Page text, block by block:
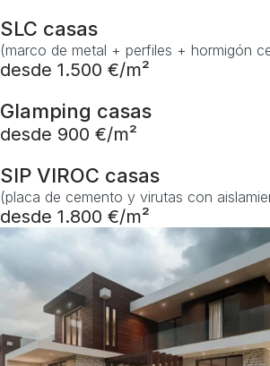
SLC casas
(marco de metal + perfiles + hormigón
desde 1.500 €/m²
Glamping casas
desde 900 €/m²
SIP VIROC casas
(placa de cemento y virutas con
desde 1.800 €/m²